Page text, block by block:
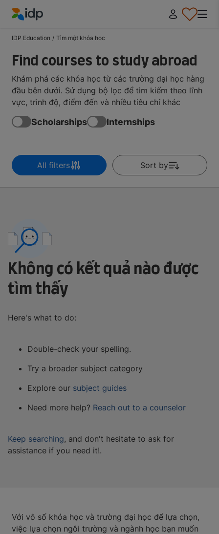
IDP Education / Tìm một khóa học
Find courses to study abroad
Khám phá các khóa học từ các trường đại học hàng
đầu bên dưới. Sử dụng bộ lọc để tìm kiếm theo lĩnh
vực, trình độ, điểm đến và nhiều tiêu chí khác
Scholarships Internships
All filters Sort by
Không có kết quả nào được
tìm thấy
Here's what to do:
Double-check your spelling.
Try a broader subject category
Explore our subject guides
Need more help? Reach out to a counselor
Keep searching, and don't hesitate to ask for
assistance if you need it!.
Với vô số khóa học và trường đại học để lựa chọn,
việc lựa chọn ngôi trường và ngành học bạn muốn